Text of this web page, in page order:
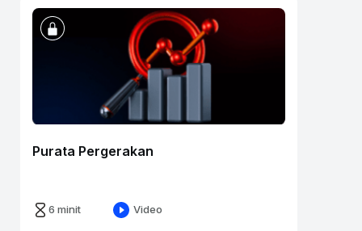
Purata Pergerakan
6 minit Video